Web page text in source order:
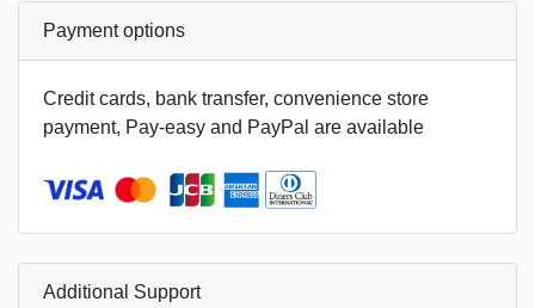
Payment options
Credit cards, bank transfer, convenience store
payment, Pay-easy and PayPal are available
Additional Support